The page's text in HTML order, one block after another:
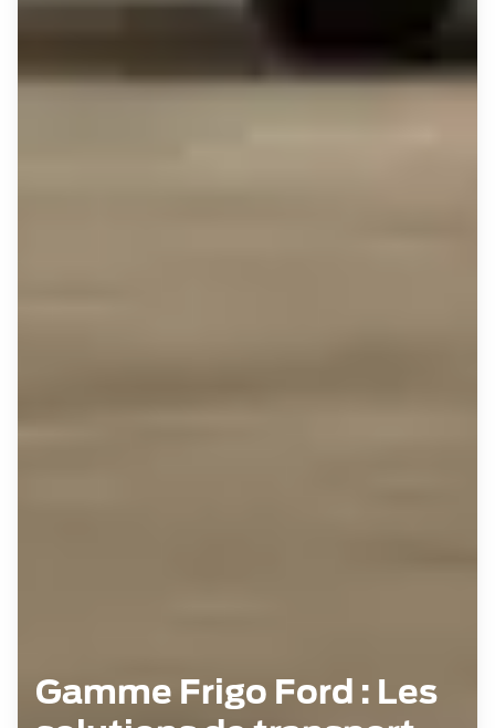
Gamme Frigo Ford : Les